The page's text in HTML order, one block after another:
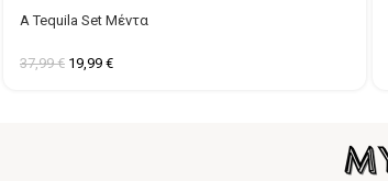
A Tequila Set Μέντα
37,99€ 19,99 €